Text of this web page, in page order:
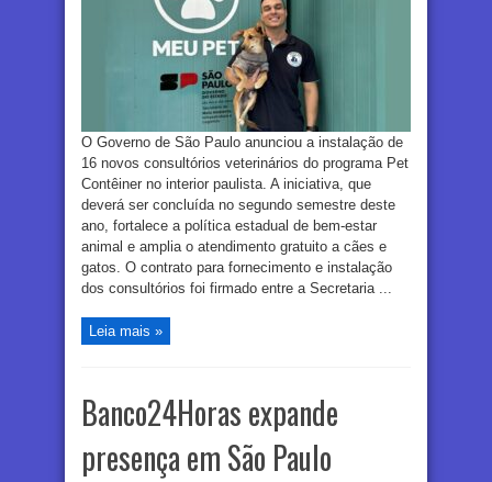
O Governo de São Paulo anunciou a instalação de
16 novos consultórios veterinários do programa Pet
Contêiner no interior paulista. A iniciativa, que
deverá ser concluída no segundo semestre deste
ano, fortalece a política estadual de bem-estar
animal e amplia o atendimento gratuito a cães e
gatos. O contrato para fornecimento e instalação
dos consultórios foi firmado entre a Secretaria ...
Leia mais »
Banco24Horas expande
presença em São Paulo